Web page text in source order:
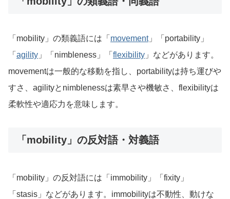
「mobility」の類義語には「 movement」「portability」
「 agility 」「nimbleness」「 flexibility 」などがあります。
movementは一般的な移動を指し、portabilityは持ち運びや
すさ、agilityとnimblenessは素早さや機敏さ、flexibilityは
柔軟性や適応力を意味します。
「mobility」の反対語・対義語
「mobility」の反対語には「immobility」「fixity」
「stasis」などがあります。immobilityは不動性、動けな